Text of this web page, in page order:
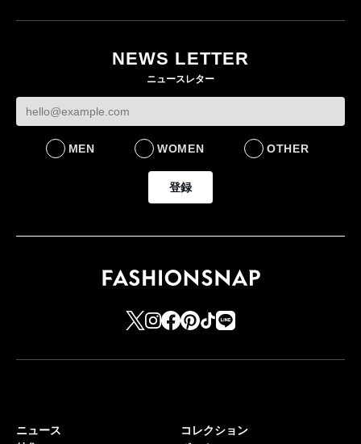
ケットなど7型を発売
FASHION
NEWS LETTER
ニュースレター
MEN WOMEN OTHER
登録
ニュース
コレクション